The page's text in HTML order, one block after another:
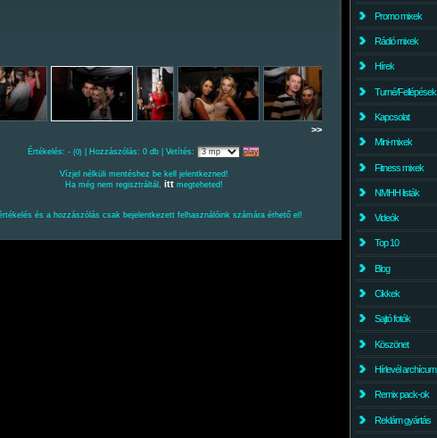
>>
Értékelés: - (0) | Hozzászólás: 0 db | Vetítés:
Vízjel nélküli mentéshez be kell jelentkezned!
Ha még nem regisztráltál, ittmegteheted!
és a hozzászólás csak bejelentkezett felhasználóink számára érhető el!
Promo mixek
Rádió mixek
Hírek
Turné/Fellépések
Kapcsolat
Mini-mixek
Fitness mixek
NMHH listák
Videók
Top 10
Blog
Cikkek
Sajtó fotók
Köszönet
Hírlevél archícum
Remix pack-ok
Reklám gyártás